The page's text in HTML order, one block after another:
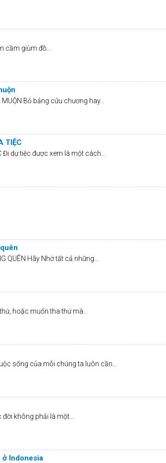
cầm giùm đồ...
Bỏ bảng cửu chương hay...
TIỆC
Đi dự tiệc được xem là một cách...
QUÊN Hãy Nhớ tất cả những...
hoặc muốn tha thứ mà...
sống của mỗi chúng ta luôn cần...
không phải là một...
ở Indonesia